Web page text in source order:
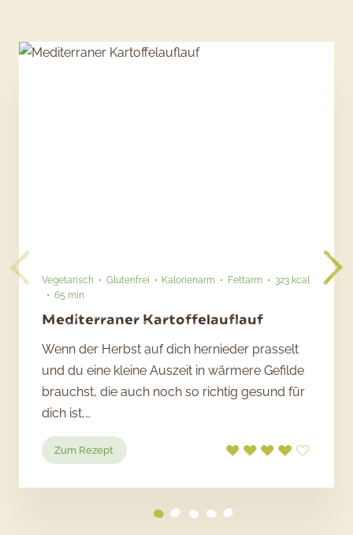
Vegetarisch Glutenfrei Kalorienarm Fettarm
323 kcal
65 min
Mediterraner Kartoffelauflauf
Wenn der Herbst auf dich hernieder prasselt
und du eine kleine Auszeit in wärmere Gefilde
brauchst, die auch noch so richtig gesund für
dich ist,…
Zum Rezept
Mediterraner